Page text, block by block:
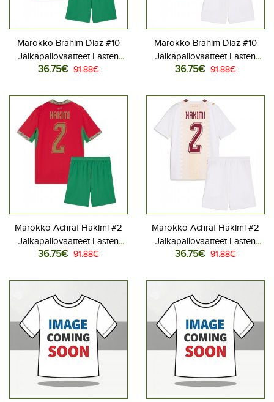
Marokko Brahim Diaz #10
Jalkapallovaatteet Lasten
Kotipeliasu MM-kisat 2026
housut)
36.75€ 91.88€
Marokko Brahim Diaz #10
Jalkapallovaatteet Lasten
Vieraspeliasu MM-kisat 2026
housut)
36.75€ 91.88€
Marokko Achraf Hakimi #2
Jalkapallovaatteet Lasten
Kotipeliasu MM-kisat 2026
housut)
36.75€ 91.88€
Marokko Achraf Hakimi #2
Jalkapallovaatteet Lasten
Vieraspeliasu MM-kisat 2026
housut)
36.75€ 91.88€